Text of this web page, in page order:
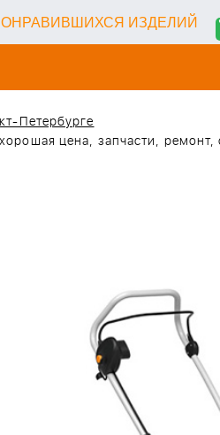
ИЗДЕЛИЙ
Петербурге
цена, запчасти,